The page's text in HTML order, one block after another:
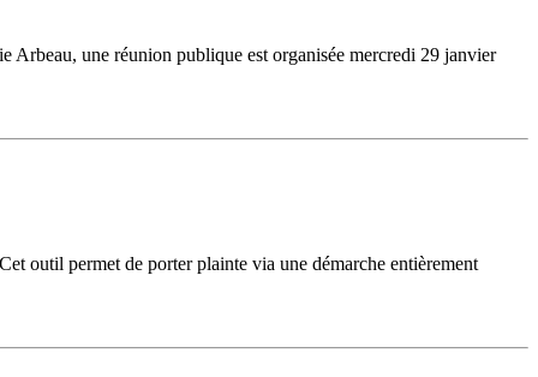
une réunion publique est organisée mercredi 29 janvier
outil permet de porter plainte via une démarche entièrement